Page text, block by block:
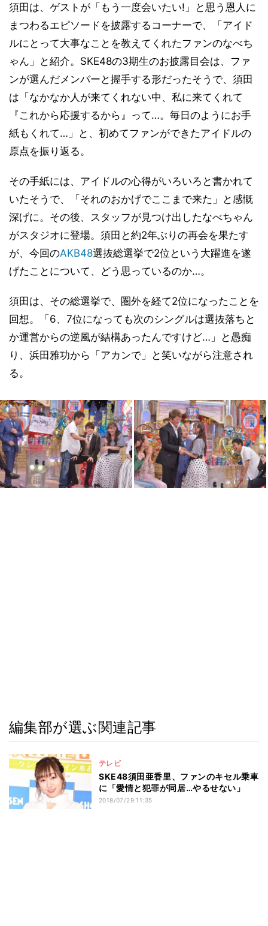
須田は、ゲストが「もう一度会いたい!」と思う恩人に
まつわるエピソードを披露するコーナーで、「アイド
ルにとって大事なことを教えてくれたファンのなべち
ゃん」と紹介。SKE48の3期生のお披露目会は、ファ
ンが選んだメンバーと握手する形だったそうで、須田
は「なかなか人が来てくれない中、私に来てくれて
『これから応援するから』って…。毎日のようにお手
紙もくれて…」と、初めてファンができたアイドルの
原点を振り返る。
その手紙には、アイドルの心得がいろいろと書かれて
いたそうで、「それのおかげでここまで来た」と感慨
深げに。その後、スタッフが見つけ出したなべちゃん
がスタジオに登場。須田と約2年ぶりの再会を果たす
が、今回のAKB48選抜総選挙で2位という大躍進を遂
げたことについて、どう思っているのか…。
須田は、その総選挙で、圏外を経て2位になったことを
回想。「6、7位になっても次のシングルは選抜落ちと
か運営からの逆風が結構あったんですけど…」と愚痴
り、浜田雅功から「アカンで」と笑いながら注意され
る。
編集部が選ぶ関連記事
テレビ
SKE48須田亜香里、ファンのキセル乗車
に「愛情と犯罪が同居…やるせない」
2018/07/29 11:35